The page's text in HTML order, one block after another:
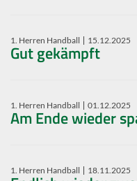
1. Herren Handball 15.12.2025
Gut gekämpft
1. Herren Handball 01.12.2025
Am Ende wieder
1. Herren Handball 18.11.2025